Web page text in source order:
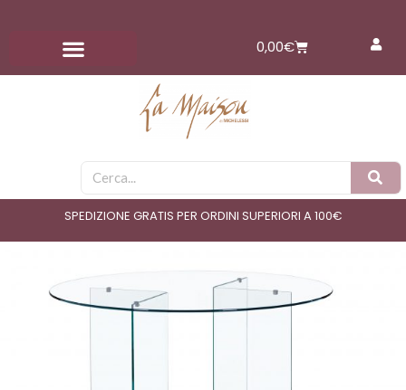
contenuto
0,00€Carrello
Cerca
SPEDIZIONE GRATIS PER ORDINI SUPERIORI A 100€